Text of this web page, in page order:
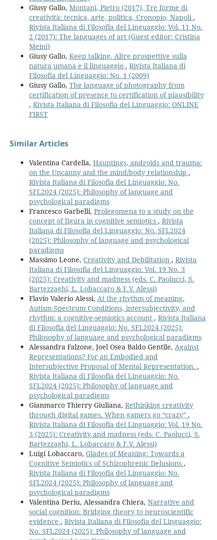
Giusy Gallo, Montani, Pietro (2017), Tre forme di
creatività: tecnica, arte, politica, Cronopio, Napoli ,
Rivista Italiana di Filosofia del Linguaggio: Vol. 11 No.
2 (2017): The languages of art (Guest editor: Cristina
Meini)
Giusy Gallo, Keep talking. Altre prospettive sulla
natura umana e il linguaggio , Rivista Italiana di
Filosofia del Linguaggio: No. 1 (2009)
Giusy Gallo, The language of photography from
certification of presence to certification of plausibility
, Rivista Italiana di Filosofia del Linguaggio: ONLINE
FIRST
Similar Articles
Valentina Cardella, Hauntings, androids and trauma:
on the Uncanny and the mind/body relationship ,
Rivista Italiana di Filosofia del Linguaggio: No.
SFL2024 (2025): Philosophy of language and
psychological paradigms
Francesco Garbelli, Prolegomena to a study on the
concept of figura in cognitive semiotics , Rivista
Italiana di Filosofia del Linguaggio: No. SFL2024
(2025): Philosophy of language and psychological
paradigms
Massimo Leone, Creativity and Debilitation , Rivista
Italiana di Filosofia del Linguaggio: Vol. 19 No. 3
(2025): Creativity and madness (eds. C. Paolucci, S.
Bartezzaghi, L. Lobaccaro & F.V. Alessi)
Flavio Valerio Alessi, At the rhythm of meaning.
Autism Spectrum Conditions, intersubjectivity, and
rhythm: a cognitive-semiotics account , Rivista Italiana
di Filosofia del Linguaggio: No. SFL2024 (2025):
Philosophy of language and psychological paradigms
Alessandra Falzone, Joel Osea Baldo Gentile, Against
Representations? For an Embodied and
Intersubjective Proposal of Mental Representation. ,
Rivista Italiana di Filosofia del Linguaggio: No.
SFL2024 (2025): Philosophy of language and
psychological paradigms
Gianmarco Thierry Giuliana, Rethinking creativity
through digital games. When gamers go “crazy” ,
Rivista Italiana di Filosofia del Linguaggio: Vol. 19 No.
3 (2025): Creativity and madness (eds. C. Paolucci, S.
Bartezzaghi, L. Lobaccaro & F.V. Alessi)
Luigi Lobaccaro, Glades of Meaning: Towards a
Cognitive Semiotics of Schizophrenic Delusions ,
Rivista Italiana di Filosofia del Linguaggio: No.
SFL2024 (2025): Philosophy of language and
psychological paradigms
Valentina Deriu, Alessandra Chiera, Narrative and
social cognition: Bridging theory to neuroscientific
evidence , Rivista Italiana di Filosofia del Linguaggio:
No. SFL2024 (2025): Philosophy of language and